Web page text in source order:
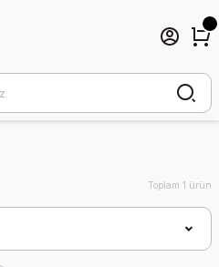
Toplam 1 ürün